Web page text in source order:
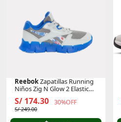
ReebokZapatillas Running
Niños Zig N Glow 2 Elastic
Lace
S/ 174.30 30%OFF
S/ 249.00